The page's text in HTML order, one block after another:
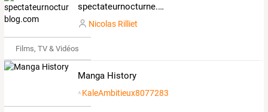
spectateurnocturne.over-blog.com
Nicolas Rilliet
Films, TV & Vidéos
Manga History
KaleAmbitieux8077283